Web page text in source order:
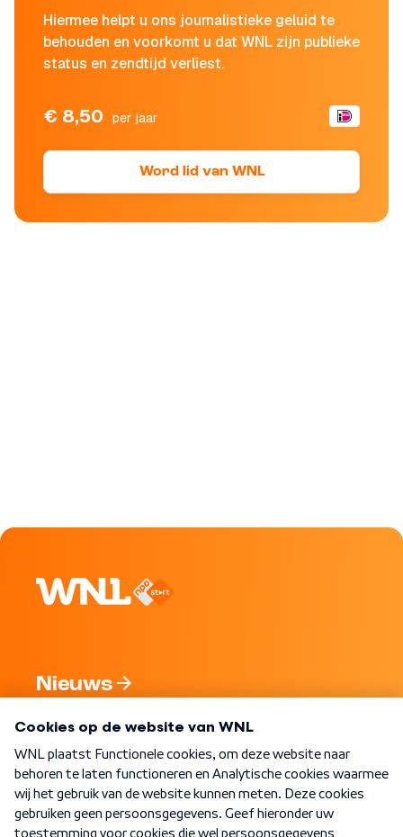
Hiermee helpt u ons journalistieke geluid te
behouden en voorkomt u dat WNL zijn publieke
status en zendtijd verliest.
€ 8,50 per jaar
Word lid van WNL
Nieuws
Nieuwsbrief
Word Lid